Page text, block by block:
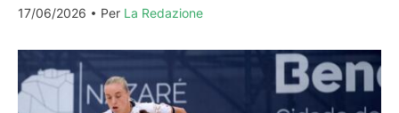
17/06/2026
Per La Redazione